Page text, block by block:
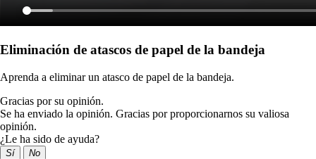
Eliminación de atascos de papel de la bandeja
Aprenda a eliminar un atasco de papel de la bandeja.
Gracias por su opinión.
Se ha enviado la opinión. Gracias por proporcionarnos su valiosa
opinión.
¿Le ha sido de ayuda?
Sí No